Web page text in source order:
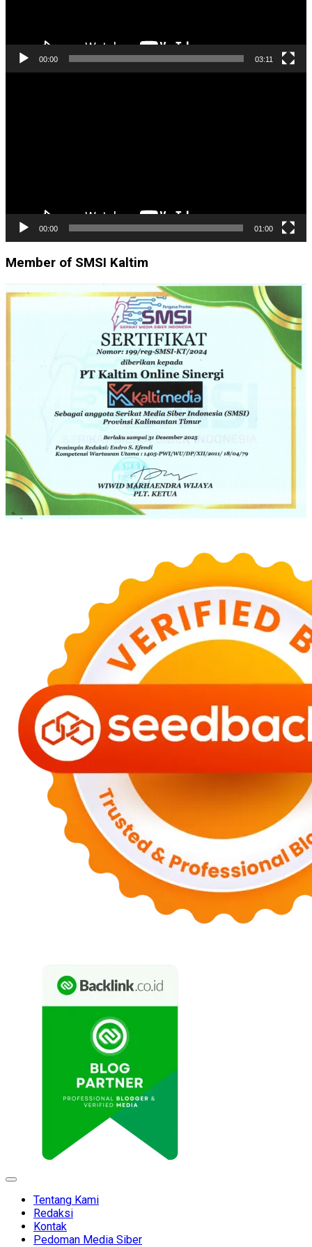
00:00 03:11
00:00 01:00
Member of SMSI Kaltim
Expand
Tentang Kami
Redaksi
Kontak
Pedoman Media Siber